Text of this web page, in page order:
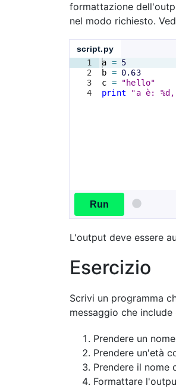
formattazione
nel modo richiesto.
script.py
1
2
3
4
a = 5
b = 0.63
c =
"hello"
print
"a è:
Run
L'output deve essere
Esercizio
Scrivi un programma
messaggio che
Prendere un
Prendere un'età
Prendere il nome
Formattare